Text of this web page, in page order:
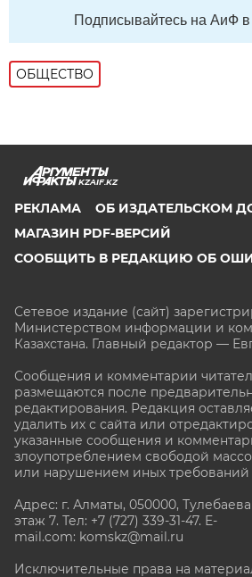
Подписывайтесь на АиФ в
ОБЩЕСТВО
KZAIF.KZ
РЕКЛАМА
ОБ ИЗДАТЕЛЬСКОМ
МАГАЗИН PDF-ВЕРСИЙ
СООБЩИТЬ В РЕДАКЦИЮ ОБ
Сетевое издание (сайт)
Министерством информации и
Казахстана. Главный редактор —
Сообщения и комментарии
размещаются после
редактирования. Редакция
удалить их с сайта или
указанные сообщения и
злоупотреблением свободой
или нарушением иных требований
Адрес: г. Алматы, 050000,
этаж 7. Тел: +7 (727) 339-31-47. E-
mail.com: komskz@mail.ru
Исключительные права на